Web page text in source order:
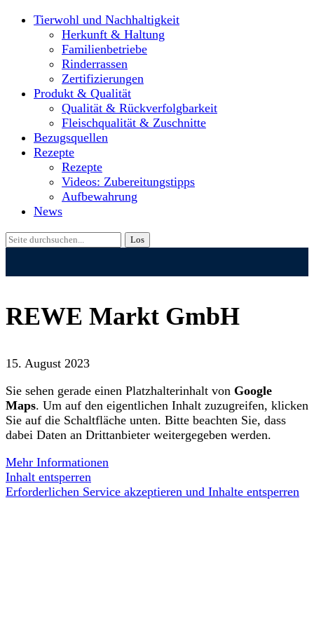
Tierwohl und Nachhaltigkeit
Herkunft & Haltung
Familienbetriebe
Rinderrassen
Zertifizierungen
Produkt & Qualität
Qualität & Rückverfolgbarkeit
Fleischqualität & Zuschnitte
Bezugsquellen
Rezepte
Rezepte
Videos: Zubereitungstipps
Aufbewahrung
News
REWE Markt GmbH
15. August 2023
Sie sehen gerade einen Platzhalterinhalt von Google
Maps. Um auf den eigentlichen Inhalt zuzugreifen, klicken
Sie auf die Schaltfläche unten. Bitte beachten Sie, dass
dabei Daten an Drittanbieter weitergegeben werden.
Mehr Informationen
Inhalt entsperren
Erforderlichen Service akzeptieren und Inhalte entsperren